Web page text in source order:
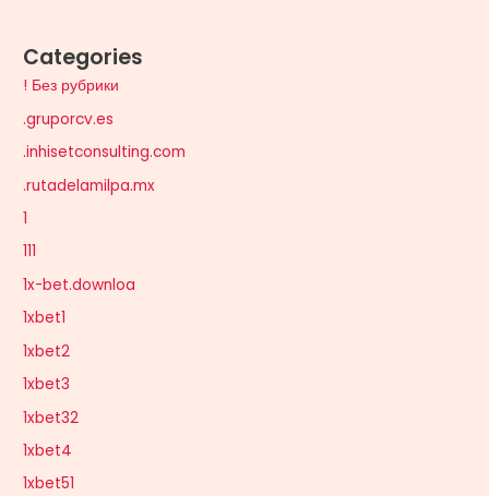
Categories
! Без рубрики
.gruporcv.es
.inhisetconsulting.com
.rutadelamilpa.mx
1
111
1x-bet.downloa
1xbet1
1xbet2
1xbet3
1xbet32
1xbet4
1xbet51